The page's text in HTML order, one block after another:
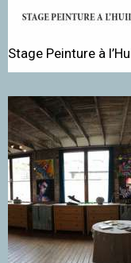
Stage Peinture à